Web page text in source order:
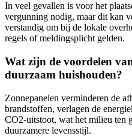
In veel gevallen is voor het
vergunning nodig, maar dit kan
verstandig om bij de lokale
regels of meldingsplicht gelden.
Wat zijn de voordelen
duurzaam huishouden?
Zonnepanelen verminderen de
brandstoffen, verlagen de
CO2-uitstoot, wat het milieu ten
duurzamere levensstijl.